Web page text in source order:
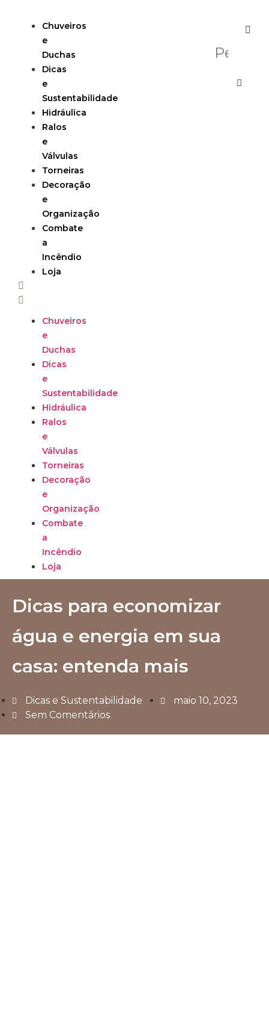
Chuveiros
e
Duchas
Dicas
e
Sustentabilidade
Hidráulica
Ralos
e
Válvulas
Torneiras
Decoração
e
Organização
Combate
a
Incêndio
Loja
Chuveiros
e
Duchas
Dicas
e
Sustentabilidade
Hidráulica
Ralos
e
Válvulas
Torneiras
Decoração
e
Organização
Combate
a
Incêndio
Loja
Dicas para economizar
água e energia em sua
casa: entenda mais
Dicas e Sustentabilidade
maio 10, 2023
Sem Comentários